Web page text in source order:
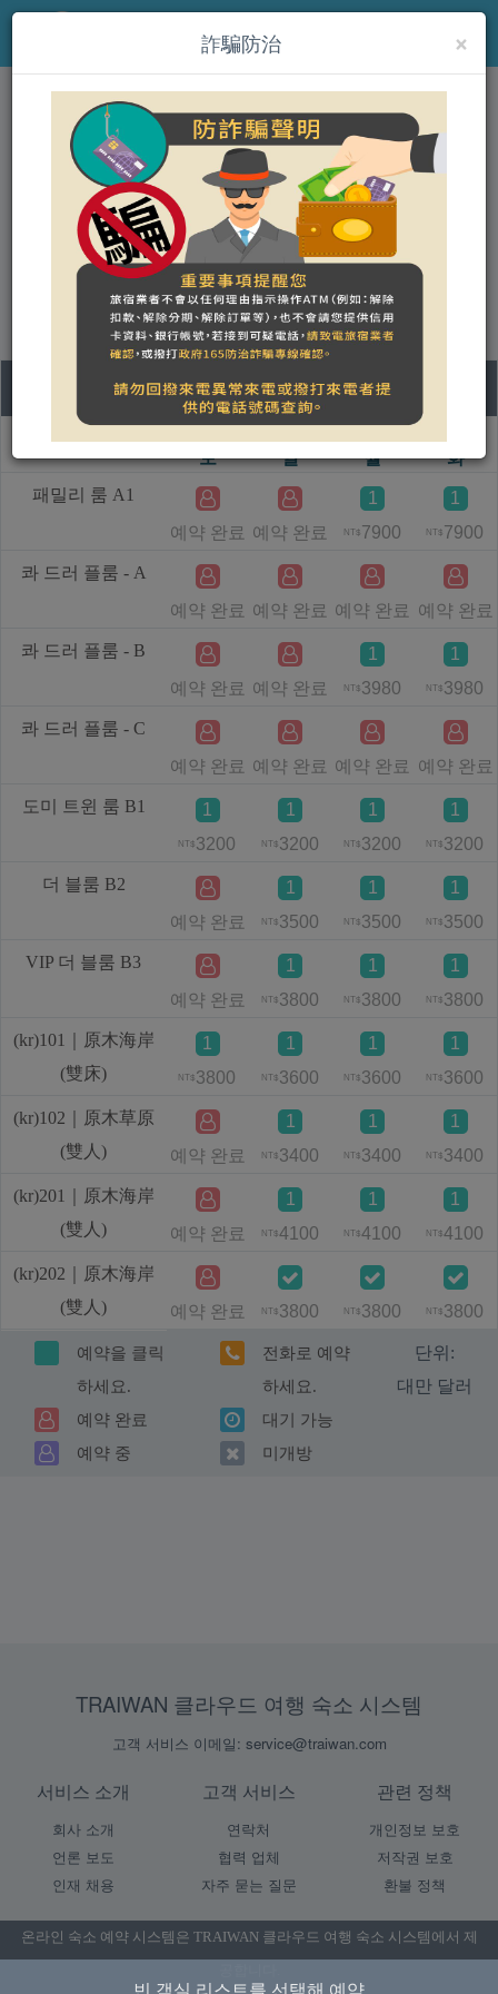
MENU
Kenting Comic 특별 홈스테
이
營登名稱：
統一編號：10431204
合法民宿 屏東縣058號
객실 명칭
패밀리 룸 A1
콰 드러 플룸 - A
콰 드러 플룸 - B
콰 드러 플룸 - C
도미 트윈 룸 B1
더 블룸 B2
VIP 더 블룸 B3
(kr)101｜原木海岸
(雙床)
(kr)102｜原木草原
(雙人)
(kr)201｜原木海岸
(雙人)
(kr)202｜原木海岸
(雙人)
08
토
09
일
10
월
화
예약 완료 예약 완료
1
NT$ 7900
1
NT$ 7900
예약 완료 예약 완료 예약 완료 예약 완료
예약 완료 예약 완료
1
NT$ 3980
1
NT$ 3980
예약 완료 예약 완료 예약 완료 예약 완료
1
NT$ 3200
1
NT$ 3200
1
NT$ 3200
1
NT$ 3200
예약 완료
1
NT$ 3500
1
NT$ 3500
1
NT$ 3500
예약 완료
1
NT$ 3800
1
NT$ 3800
1
NT$ 3800
1
NT$ 3800
1
NT$ 3600
1
NT$ 3600
1
NT$ 3600
예약 완료
1
NT$ 3400
1
NT$ 3400
1
NT$ 3400
예약 완료
1
NT$4100
1
NT$4100
1
NT$4100
예약 완료 NT$ 3800 NT$ 3800 NT$ 3800
예약을 클릭
하세요.
전화로 예약
하세요.
예약 완료
대기 가능
예약 중
미개방
단위:
대만 달러
×
詐騙防治
빈 객실 리스트를 선택해 예약
TRAIWAN 클라우드 여행 숙소 시스템
고객 서비스 이메일: service@traiwan.com
서비스 소개
회사 소개
언론 보도
인재 채용
고객 서비스
연락처
협력 업체
자주 묻는 질문
관련 정책
개인정보 보호
저작권 보호
환불 정책
온라인 숙소 예약 시스템은 TRAIWAN 클라우드 여행 숙소 시스템 에서 제